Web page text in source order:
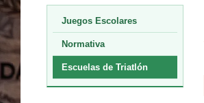
Juegos Escolares
Normativa
Escuelas de Triatlón